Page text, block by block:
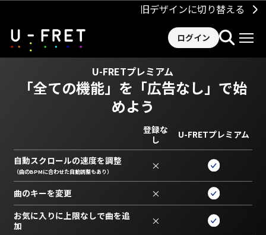
旧デザインに切り替える
ログイン
U-FRETプレミアム
「全ての機能」を 「広告なし」で始
めよう
登録な
し
U-FRETプレミアム
自動スクロールの速度を調整
（曲のBPMに合わせた自動調整もあり） ×
曲のキーを変更 ×
お気に入りに上限なしで曲を追
加
×